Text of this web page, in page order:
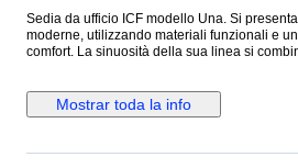
Sedia da ufficio ICF modello Una. Si
moderne, utilizzando materiali funzionali e
comfort. La sinuosità della sua linea si
ottime condizioni, con lievi segni del tempo,
Mostrar toda la info